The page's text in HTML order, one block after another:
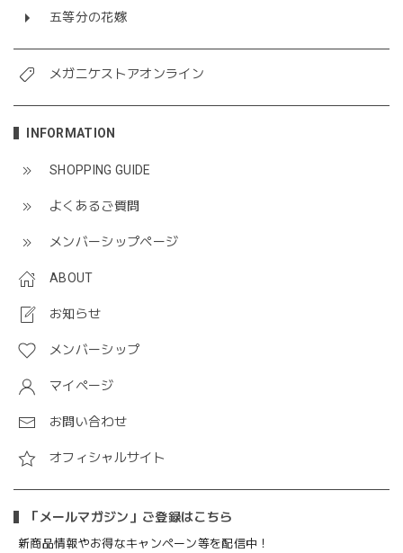
五等分の花嫁
メガニケストアオンライン
INFORMATION
SHOPPING GUIDE
よくあるご質問
メンバーシップページ
ABOUT
お知らせ
メンバーシップ
マイページ
お問い合わせ
オフィシャルサイト
「メールマガジン」ご登録はこちら
新商品情報やお得なキャンペーン等を配信中！